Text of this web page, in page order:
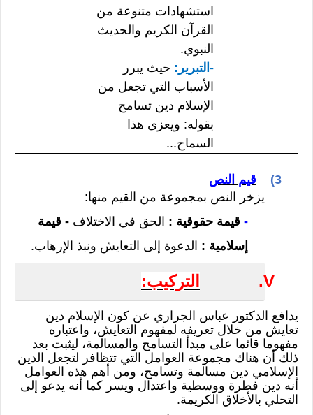
استشهادات متنوعة من
القرآن الكريم والحديث
النبوي.
-التبرير: حيث يبرر
الأسباب التي تجعل من
الإسلام دين تسامح
بقوله: ويعزى هذا
السماح...
3)
قيم النص
يزخر النص بمجموعة من القيم منها:
- قيمة حقوقية : الحق في الاختلاف - قيمة
إسلامية : الدعوة إلى التعايش ونبذ الإرهاب.
V. التركيب:
يدافع الدكتور عباس الجراري عن كون الإسلام دين
تعايش من خلال تعريفه لمفهوم التعايش، واعتباره
مفهوما قائما على مبدأ التسامح والمسالمة، ليثبت بعد
ذلك أن هناك مجموعة العوامل التي تتظافر لتجعل الدين
الإسلامي دين مسالمة وتسامح، ومن أهم هذه العوامل
أنه دين فطرة ووسطية واعتدال ويسر كما أنه يدعو إلى
التحلي بالأخلاق الكريمة.